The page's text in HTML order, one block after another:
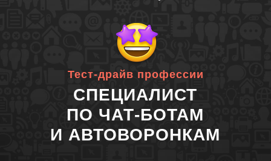
ТЕСТ-ДРАЙВ
СПЕЦИАЛИСТ
ПО ЧАТ-БОТАМ
И АВТОВОРОНКАМ
Тест-драйв профессии